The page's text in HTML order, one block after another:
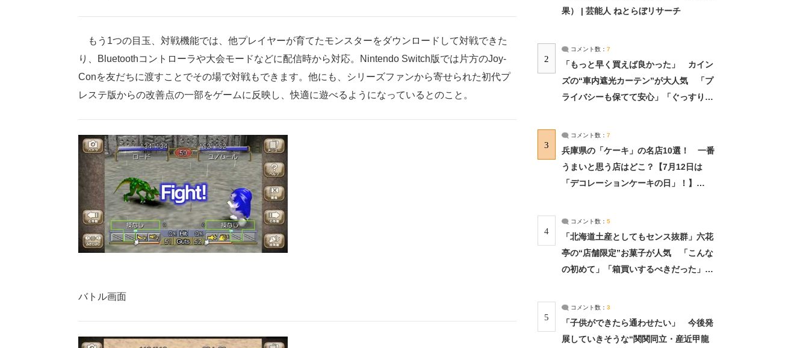
もう1つの目玉、対戦機能では、他プレイヤーが育てたモンスターをダウンロードして対戦できた
り、Bluetoothコントローラや大会モードなどに配信時から対応。Nintendo Switch版では片方のJoy-
Conを友だちに渡すことでその場で対戦もできます。他にも、シリーズファンから寄せられた初代プ
レステ版からの改善点の一部をゲームに反映し、快適に遊べるようになっているとのこと。
バトル画面
果） | 芸能人 ねとらぼリサーチ
2
コメント数： 7
「もっと早く買えば良かった」 カイン
ズの“車内遮光カーテン”が大人気 「プ
ライバシーも保てて安心」「ぐっすり眠
3
コメント数： 7
兵庫県の「ケーキ」の名店10選！ 一番
うまいと思う店はどこ？【7月12日は
「デコレーションケーキの日」！】
4
コメント数： 5
「北海道土産としてもセンス抜群」六花
亭の“店舗限定”お菓子が人気 「こんな
の初めて」「箱買いするべきだった」
5
コメント数： 3
「子供ができたら通わせたい」 今後発
展していきそうな“関関同立・産近甲龍